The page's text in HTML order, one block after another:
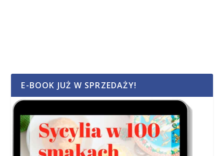
E-BOOK JUŻ W SPRZEDAŻY!